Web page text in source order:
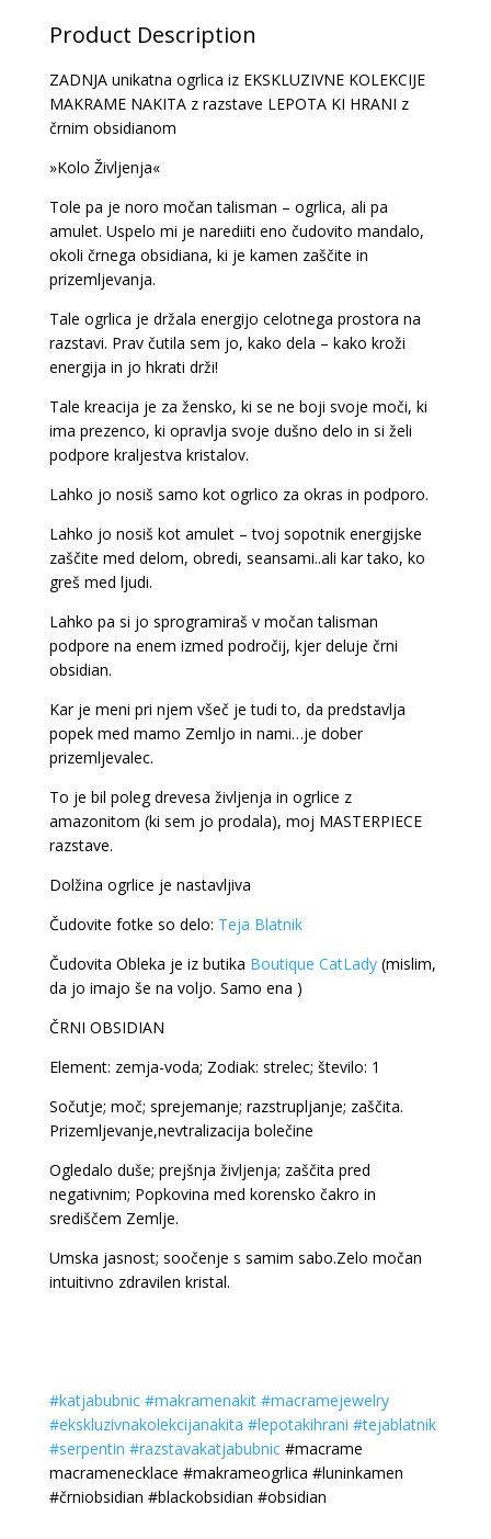
Product Description
ZADNJA unikatna ogrlica iz EKSKLUZIVNE KOLEKCIJE
MAKRAME NAKITA z razstave LEPOTA KI HRANI z
črnim obsidianom
»Kolo Življenja«
Tole pa je noro močan talisman – ogrlica, ali pa
amulet. Uspelo mi je narediiti eno čudovito mandalo,
okoli črnega obsidiana, ki je kamen zaščite in
prizemljevanja.
Tale ogrlica je držala energijo celotnega prostora na
razstavi. Prav čutila sem jo, kako dela – kako kroži
energija in jo hkrati drži!
Tale kreacija je za žensko, ki se ne boji svoje moči, ki
ima prezenco, ki opravlja svoje dušno delo in si želi
podpore kraljestva kristalov.
Lahko jo nosiš samo kot ogrlico za okras in podporo.
Lahko jo nosiš kot amulet – tvoj sopotnik energijske
zaščite med delom, obredi, seansami..ali kar tako, ko
greš med ljudi.
Lahko pa si jo sprogramiraš v močan talisman
podpore na enem izmed področij, kjer deluje črni
obsidian.
Kar je meni pri njem všeč je tudi to, da predstavlja
popek med mamo Zemljo in nami…je dober
prizemljevalec.
To je bil poleg drevesa življenja in ogrlice z
amazonitom (ki sem jo prodala), moj MASTERPIECE
razstave.
Dolžina ogrlice je nastavljiva
Čudovite fotke so delo: Teja Blatnik
Čudovita Obleka je iz butika Boutique CatLady(mislim,
da jo imajo še na voljo. Samo ena )
ČRNI OBSIDIAN
Element: zemja-voda; Zodiak: strelec; število: 1
Sočutje; moč; sprejemanje; razstrupljanje; zaščita.
Prizemljevanje,nevtralizacija bolečine
Ogledalo duše; prejšnja življenja; zaščita pred
negativnim; Popkovina med korensko čakro in
središčem Zemlje.
Umska jasnost; soočenje s samim sabo.Zelo močan
intuitivno zdravilen kristal.
#katjabubnic #makramenakit #macramejewelry
#ekskluzivnakolekcijanakita #lepotakihrani #tejablatnik
#serpentin #razstavakatjabubnic#macrame
macramenecklace #makrameogrlica #luninkamen
#črniobsidian #blackobsidian #obsidian